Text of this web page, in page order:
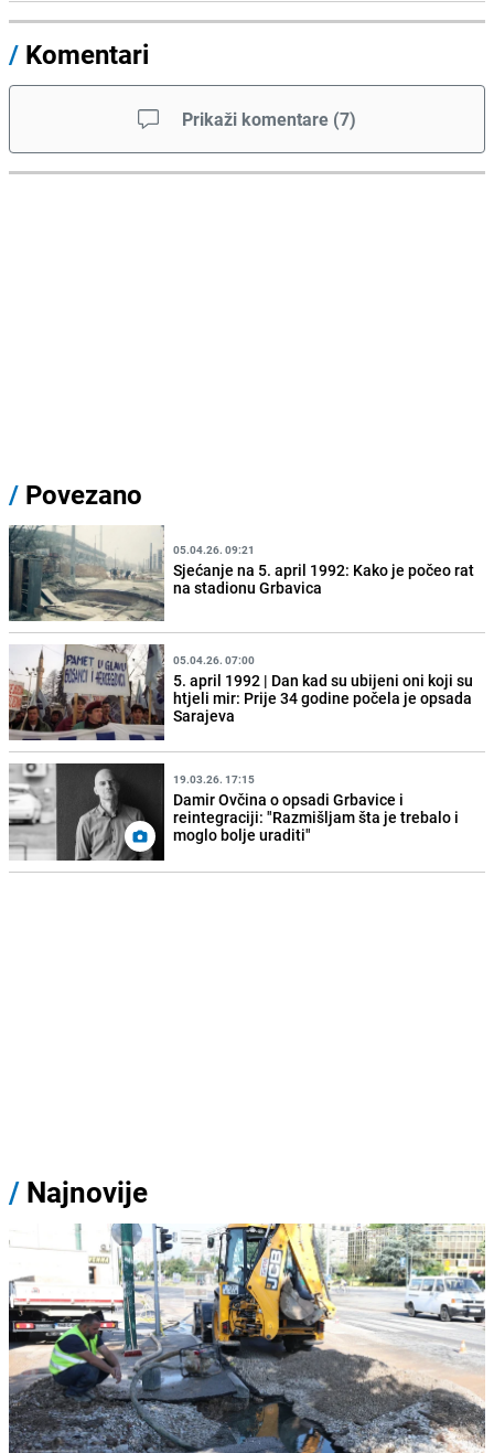
/ Komentari
Prikaži komentare (7)
/ Povezano
05.04.26. 09:21
Sjećanje na 5. april 1992: Kako je počeo rat
na stadionu Grbavica
05.04.26. 07:00
5. april 1992 | Dan kad su ubijeni oni koji su
htjeli mir: Prije 34 godine počela je opsada
Sarajeva
19.03.26. 17:15
Damir Ovčina o opsadi Grbavice i
reintegraciji: "Razmišljam šta je trebalo i
moglo bolje uraditi"
/ Najnovije